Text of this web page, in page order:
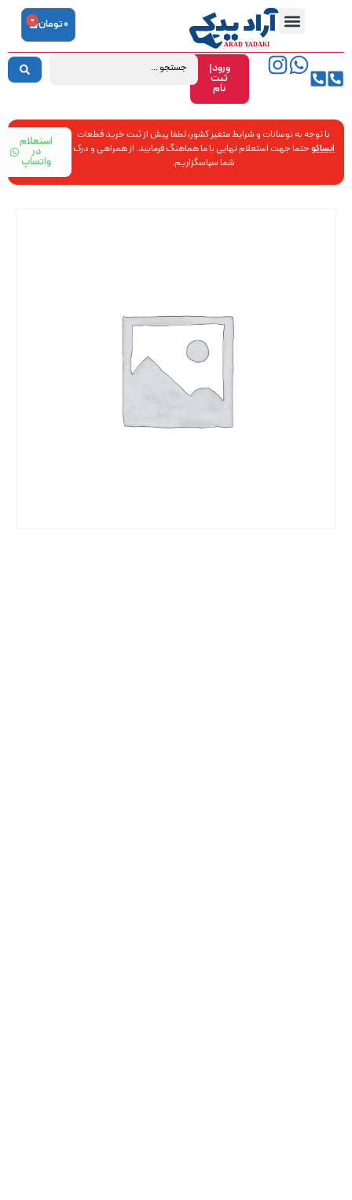
ورود|
ثبت
نام
0تومان 0
با توجه به نوسانات و شرایط متغیر کشور، لطفا پیش از ثبت خرید قطعات
ایساکوحتما جهت استعلام نهایی با ما هماهنگ فرمایید. از همراهی و درک
شما سپاسگزاریم.
استعلام
در
واتساپ